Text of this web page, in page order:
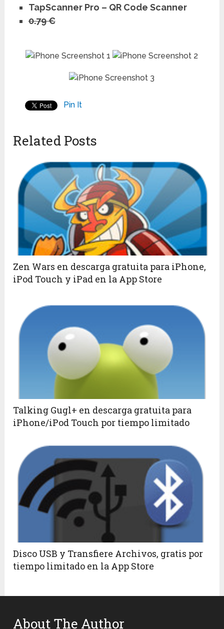
TapScanner Pro – QR Code Scanner
0.79 €
Pin It
Related Posts
Zen Wars en descarga gratuita para iPhone,
iPod Touch y iPad en la App Store
Talking Gugl+ en descarga gratuita para
iPhone/iPod Touch por tiempo limitado
Disco USB y Transfiere Archivos, gratis por
tiempo limitado en la App Store
About The Author